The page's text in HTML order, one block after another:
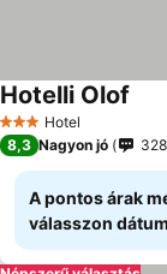
3 Kategória
Hotel
Hotelli Olof
8,3 Nagyon jó
A pontos árak
válasszon